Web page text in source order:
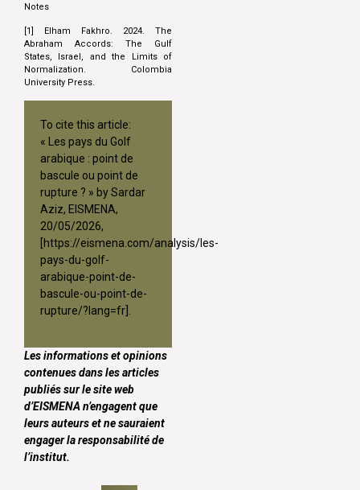
Notes
[1] Elham Fakhro. 2024. The
Abraham Accords: The Gulf
States, Israel, and the Limits of
Normalization. Colombia
University Press.
To cite this article:
« Les pays du Golf
arabique : point de
bascule ou point de
rupture ? » by Sardar
Aziz, EISMENA,
20/05/2026,
https://eismena.com/analysis/les-
pays-du-golf-
arabique-point-de-
bascule-ou-point-de-
rupture/?lang=fr ].
Les informations et opinions
contenues dans les articles
publiés sur le site web
d’EISMENA n’engagent que
leurs auteurs et ne sauraient
engager la responsabilité de
l’institut.